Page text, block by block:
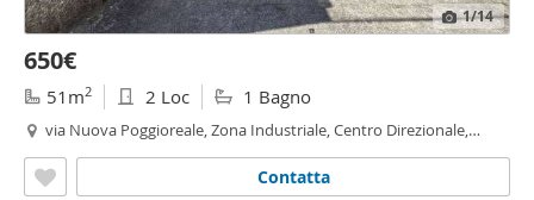
1/14
650€
51m2 2 Loc 1 Bagno
via Nuova Poggioreale, Zona Industriale, Centro Direzionale,
Contatta